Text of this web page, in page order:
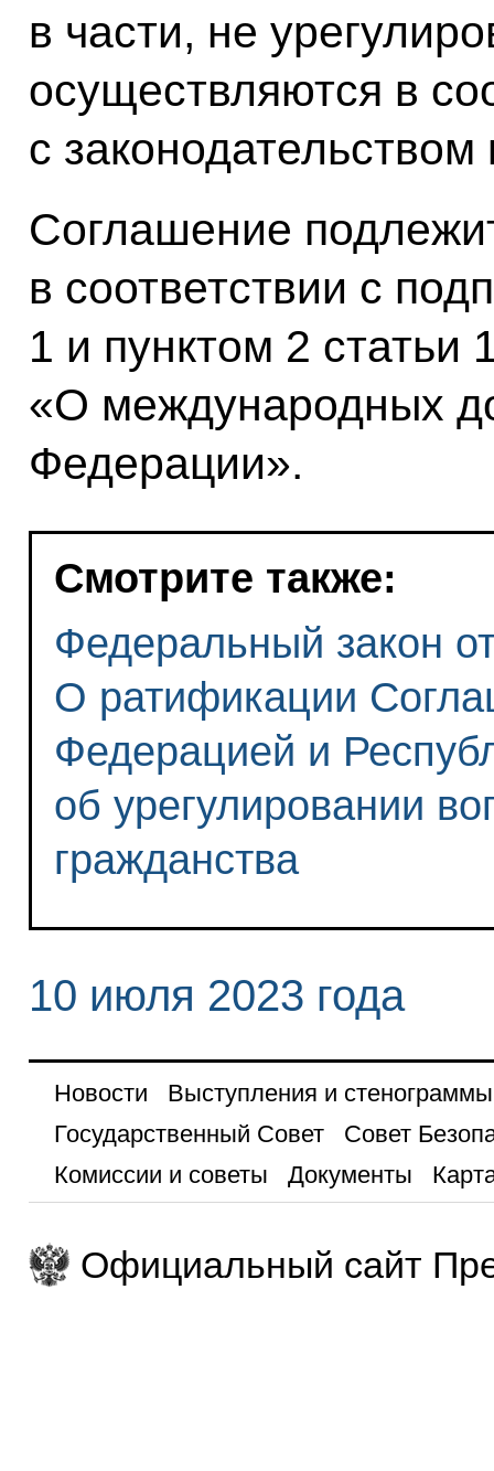
в части, не
осуществляются в
с
Соглашение
в соответствии с
1 и пунктом 2 статьи
«О международных
Федерации».
Смотрите также:
Федеральный закон
О ратификации
Федерацией и
об урегулировании
гражданства
10 июля 2023 года
Новости
Выступления и стенограммы
Государственный Совет
Совет
Комиссии и советы
Документы
Официальный сайт